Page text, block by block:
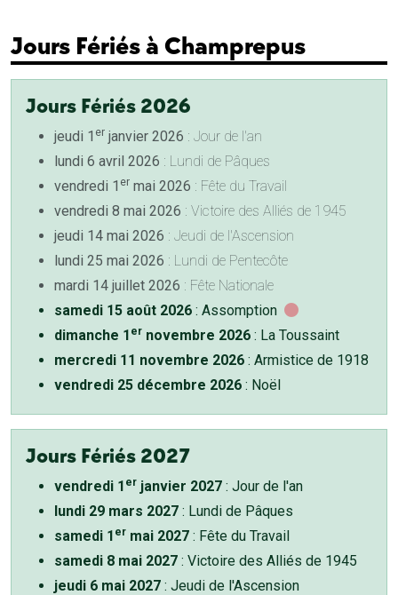
Jours Fériés à Champrepus
Jours Fériés 2026
jeudi 1 er janvier 2026 : Jour de l'an
lundi 6 avril 2026 : Lundi de Pâques
vendredi 1 er mai 2026 : Fête du Travail
vendredi 8 mai 2026 : Victoire des Alliés de 1945
jeudi 14 mai 2026 : Jeudi de l'Ascension
lundi 25 mai 2026 : Lundi de Pentecôte
mardi 14 juillet 2026 : Fête Nationale
samedi 15 août 2026 : Assomption
dimanche 1 er novembre 2026 : La Toussaint
mercredi 11 novembre 2026 : Armistice de 1918
vendredi 25 décembre 2026 : Noël
Jours Fériés 2027
vendredi 1 er janvier 2027 : Jour de l'an
lundi 29 mars 2027 : Lundi de Pâques
samedi 1 er mai 2027 : Fête du Travail
samedi 8 mai 2027 : Victoire des Alliés de 1945
jeudi 6 mai 2027 : Jeudi de l'Ascension